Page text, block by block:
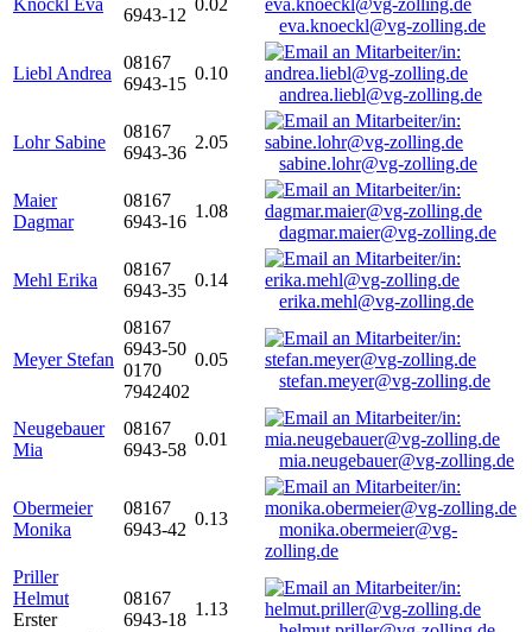
Knöckl Eva
6943-12
0.02
eva.knoeckl@vg-zolling.de
Liebl Andrea
08167
6943-15
0.10
andrea.liebl@vg-zolling.de
Lohr Sabine
08167
6943-36
2.05
sabine.lohr@vg-zolling.de
Maier
Dagmar
08167
6943-16
1.08
dagmar.maier@vg-zolling.de
Mehl Erika
08167
6943-35
0.14
erika.mehl@vg-zolling.de
Meyer Stefan
08167
6943-50
0170
7942402
0.05
stefan.meyer@vg-zolling.de
Neugebauer
Mia
08167
6943-58
0.01
mia.neugebauer@vg-zolling.de
Obermeier
Monika
08167
6943-42
0.13
monika.obermeier@vg-
zolling.de
Priller
Helmut
Erster
08167
6943-18
1.13